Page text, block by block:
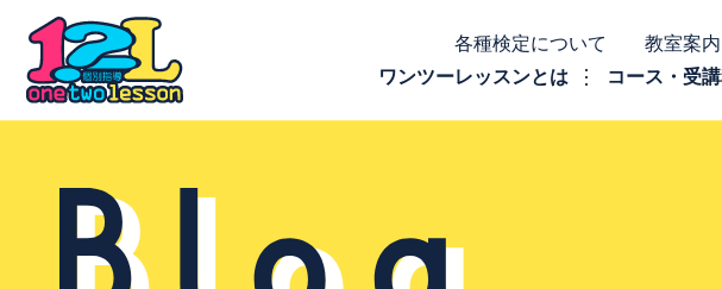
各種検定について 教室案
ワンツーレッスンとは
コース・受